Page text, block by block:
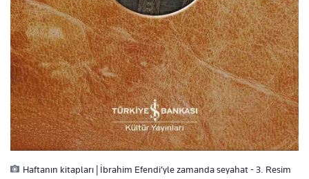
Haftanın kitapları | İbrahim Efendi’yle zamanda seyahat - 3. Resim